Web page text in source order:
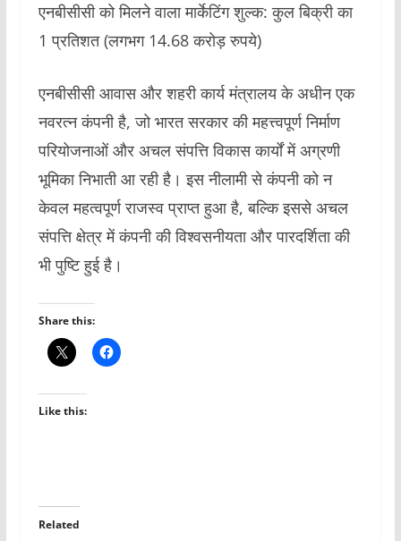
एनबीसीसी को मिलने वाला मार्केटिंग शुल्क: कुल बिक्री का
1 प्रतिशत (लगभग 14.68 करोड़ रुपये)
एनबीसीसी आवास और शहरी कार्य मंत्रालय के अधीन एक
नवरत्न कंपनी है, जो भारत सरकार की महत्त्वपूर्ण निर्माण
परियोजनाओं और अचल संपत्ति विकास कार्यों में अग्रणी
भूमिका निभाती आ रही है। इस नीलामी से कंपनी को न
केवल महत्वपूर्ण राजस्व प्राप्त हुआ है, बल्कि इससे अचल
संपत्ति क्षेत्र में कंपनी की विश्वसनीयता और पारदर्शिता की
भी पुष्टि हुई है।
Share this:
Like this:
Related